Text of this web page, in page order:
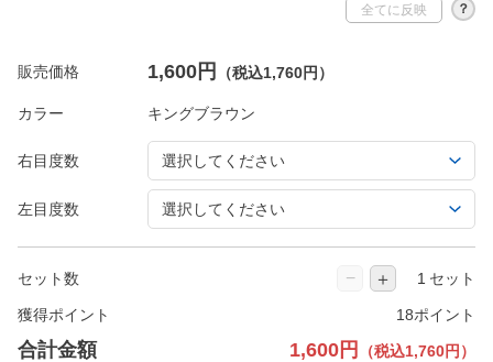
全てに反映 ？
販売価格 1,600円 （税込1,760円）
カラー
右目度数
左目度数
セット数 − ＋ セット
獲得ポイント 18ポイント
合計金額 1,600円 （税込1,760円）